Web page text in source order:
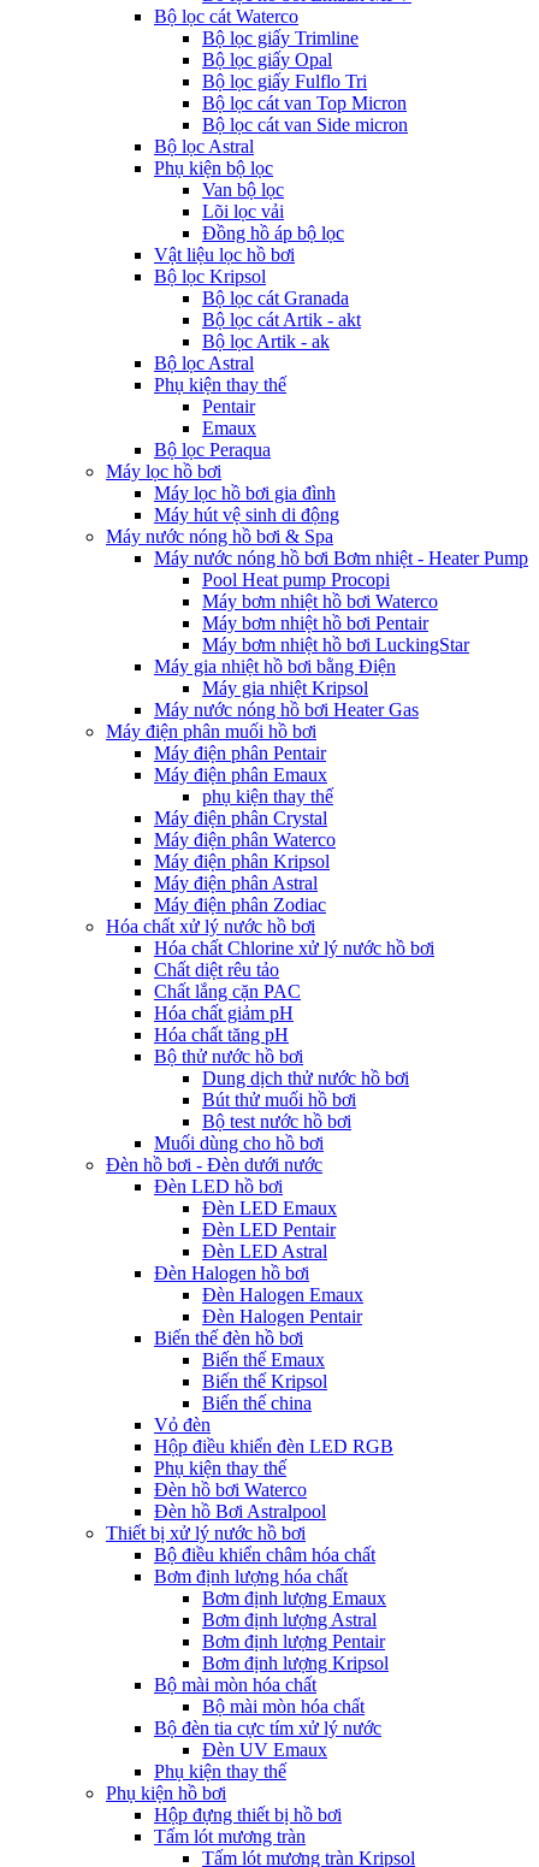
Bộ lọc cát Waterco
Bộ lọc giấy Trimline
Bộ lọc giấy Opal
Bộ lọc giấy Fulflo Tri
Bộ lọc cát van Top Micron
Bộ lọc cát van Side micron
Bộ lọc Astral
Phụ kiện bộ lọc
Van bộ lọc
Lõi lọc vải
Đồng hồ áp bộ lọc
Vật liệu lọc hồ bơi
Bộ lọc Kripsol
Bộ lọc cát Granada
Bộ lọc cát Artik - akt
Bộ lọc Artik - ak
Bộ lọc Astral
Phụ kiện thay thế
Pentair
Emaux
Bộ lọc Peraqua
Máy lọc hồ bơi
Máy lọc hồ bơi gia đình
Máy hút vệ sinh di động
Máy nước nóng hồ bơi & Spa
Máy nước nóng hồ bơi Bơm nhiệt - Heater Pump
Pool Heat pump Procopi
Máy bơm nhiệt hồ bơi Waterco
Máy bơm nhiệt hồ bơi Pentair
Máy bơm nhiệt hồ bơi LuckingStar
Máy gia nhiệt hồ bơi bằng Điện
Máy gia nhiệt Kripsol
Máy nước nóng hồ bơi Heater Gas
Máy điện phân muối hồ bơi
Máy điện phân Pentair
Máy điện phân Emaux
phụ kiện thay thế
Máy điện phân Crystal
Máy điện phân Waterco
Máy điện phân Kripsol
Máy điện phân Astral
Máy điện phân Zodiac
Hóa chất xử lý nước hồ bơi
Hóa chất Chlorine xử lý nước hồ bơi
Chất diệt rêu tảo
Chất lắng cặn PAC
Hóa chất giảm pH
Hóa chất tăng pH
Bộ thử nước hồ bơi
Dung dịch thử nước hồ bơi
Bút thử muối hồ bơi
Bộ test nước hồ bơi
Muối dùng cho hồ bơi
Đèn hồ bơi - Đèn dưới nước
Đèn LED hồ bơi
Đèn LED Emaux
Đèn LED Pentair
Đèn LED Astral
Đèn Halogen hồ bơi
Đèn Halogen Emaux
Đèn Halogen Pentair
Biến thế đèn hồ bơi
Biến thế Emaux
Biến thế Kripsol
Biến thế china
Vỏ đèn
Hộp điều khiển đèn LED RGB
Phụ kiện thay thế
Đèn hồ bơi Waterco
Đèn hồ Bơi Astralpool
Thiết bị xử lý nước hồ bơi
Bộ điều khiển châm hóa chất
Bơm định lượng hóa chất
Bơm định lượng Emaux
Bơm định lượng Astral
Bơm định lượng Pentair
Bơm định lượng Kripsol
Bộ mài mòn hóa chất
Bộ mài mòn hóa chất
Bộ đèn tia cực tím xử lý nước
Đèn UV Emaux
Phụ kiện thay thế
Phụ kiện hồ bơi
Hộp đựng thiết bị hồ bơi
Tấm lót mương tràn
Tấm lót mương tràn Kripsol